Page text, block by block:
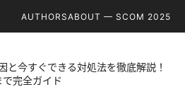
AUTHORSABOUT — SCOM 2025
今すぐできる対処法を徹底解説！
完全ガイド